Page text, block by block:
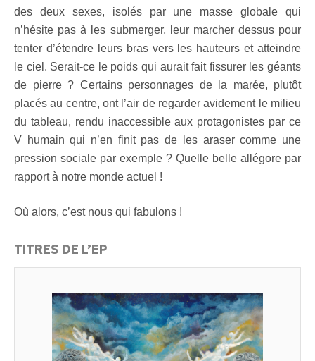
des deux sexes, isolés par une masse globale qui
n’hésite pas à les submerger, leur marcher dessus pour
tenter d’étendre leurs bras vers les hauteurs et atteindre
le ciel. Serait-ce le poids qui aurait fait fissurer les géants
de pierre ? Certains personnages de la marée, plutôt
placés au centre, ont l’air de regarder avidement le milieu
du tableau, rendu inaccessible aux protagonistes par ce
V humain qui n’en finit pas de les araser comme une
pression sociale par exemple ? Quelle belle allégore par
rapport à notre monde actuel !
Où alors, c’est nous qui fabulons !
TITRES DE L’EP